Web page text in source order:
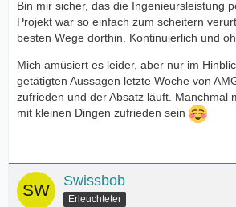
Bin mir sicher, das die Ingenieursleistung
Projekt war so einfach zum scheitern
besten Wege dorthin. Kontinuierlich und
Mich amüsiert es leider, aber nur im
getätigten Aussagen letzte Woche von
zufrieden und der Absatz läuft. Manchmal
mit kleinen Dingen zufrieden sein
Swissbob
Erleuchteter